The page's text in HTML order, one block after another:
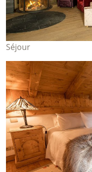
Séjour